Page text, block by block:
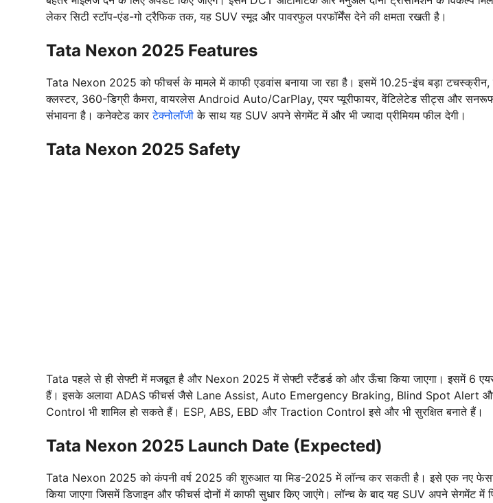
लेकर सिटी स्टॉप-एंड-गो ट्रैफिक तक, यह SUV स्मूद और पावरफुल परफॉर्मेंस देने की क्षमता रखती है।
Tata Nexon 2025 Features
Tata Nexon 2025 को फीचर्स के मामले में काफी एडवांस बनाया जा रहा है। इसमें 10.25-इंच बड़ा
क्लस्टर, 360-डिग्री कैमरा, वायरलेस Android Auto/CarPlay, एयर प्यूरीफायर, वेंटिलेटेड सीट्स और
संभावना है। कनेक्टेड कारटेक्नोलॉजी के साथ यह SUV अपने सेगमेंट में और भी ज्यादा प्रीमियम फील देगी।
Tata Nexon 2025 Safety
Tata पहले से ही सेफ्टी में मजबूत है और Nexon 2025 में सेफ्टी स्टैंडर्ड को और ऊँचा किया जाएगा। इसमें 6
हैं। इसके अलावा ADAS फीचर्स जैसे Lane Assist, Auto Emergency Braking, Blind Spot Alert
Control भी शामिल हो सकते हैं। ESP, ABS, EBD और Traction Control इसे और भी सुरक्षित बनाते हैं।
Tata Nexon 2025 Launch Date (Expected)
Tata Nexon 2025 को कंपनी वर्ष 2025 की शुरुआत या मिड-2025 में लॉन्च कर सकती है। इसे एक नए
किया जाएगा जिसमें डिजाइन और फीचर्स दोनों में काफी सुधार किए जाएंगे। लॉन्च के बाद यह SUV अपने सेगमेंट में